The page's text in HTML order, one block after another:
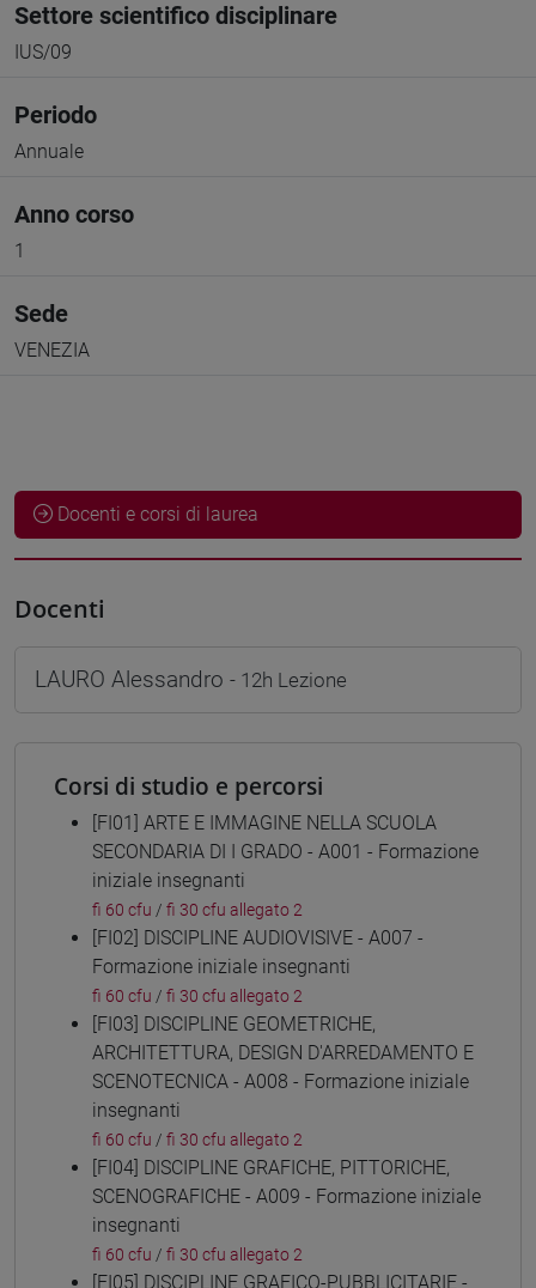
Settore scientifico disciplinare
IUS/09
Periodo
Annuale
Anno corso
1
Sede
VENEZIA
Docenti e corsi di laurea
Docenti
LAURO Alessandro - 12h Lezione
Corsi di studio e percorsi
[FI01] ARTE E IMMAGINE NELLA SCUOLA
SECONDARIA DI I GRADO - A001 - Formazione
iniziale insegnanti
fi 60 cfu / fi 30 cfu allegato 2
[FI02] DISCIPLINE AUDIOVISIVE - A007 -
Formazione iniziale insegnanti
fi 60 cfu / fi 30 cfu allegato 2
[FI03] DISCIPLINE GEOMETRICHE,
ARCHITETTURA, DESIGN D'ARREDAMENTO E
SCENOTECNICA - A008 - Formazione iniziale
insegnanti
fi 60 cfu / fi 30 cfu allegato 2
[FI04] DISCIPLINE GRAFICHE, PITTORICHE,
SCENOGRAFICHE - A009 - Formazione iniziale
insegnanti
fi 60 cfu / fi 30 cfu allegato 2
[FI05] DISCIPLINE GRAFICO-PUBBLICITARIE -